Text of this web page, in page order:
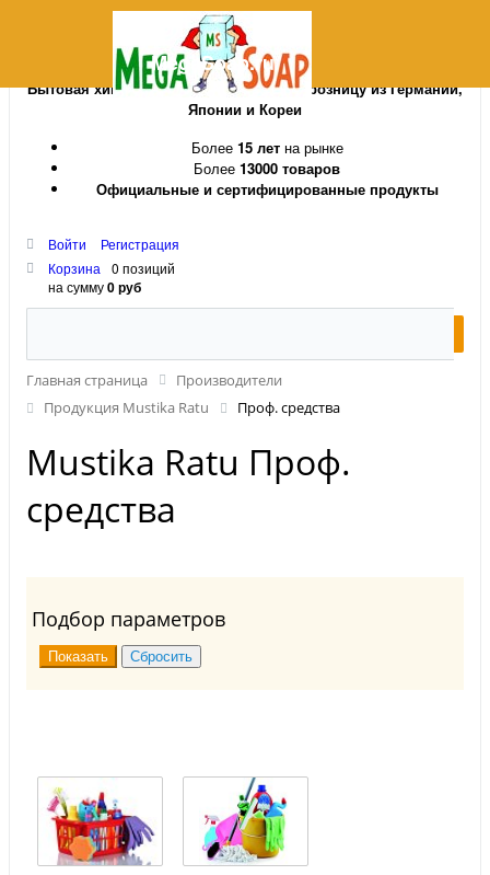
MegaSoap.ru
Бытовая химия и косметика оптом и в розницу из Германии,
Японии и Кореи
Более 15 летна рынке
Более 13000 товаров
Официальные и сертифицированные продукты
Войти
Регистрация
Корзина
0 позиций
на сумму0 руб
Главная страница
Производители
Продукция Mustika Ratu
Проф. средства
Mustika Ratu Проф.
средства
Подбор параметров